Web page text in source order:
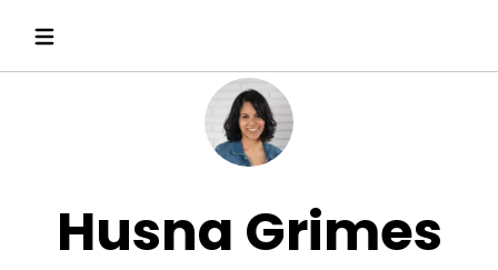
Husna Grimes